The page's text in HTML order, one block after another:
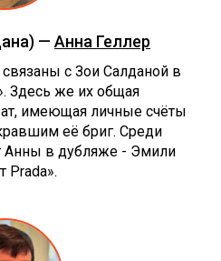
— Анна Геллер
с Зои Салданой в
Здесь же их общая
имеющая личные счёты
её бриг. Среди
Анны в дубляже - Эмили
Prada».